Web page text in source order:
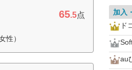
65.5点
性）
加入
ド
au